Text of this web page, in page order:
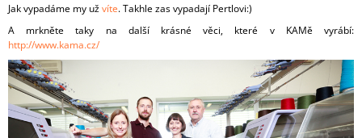
Jak vypadáme my užvíte. Takhle zas vypadají Pertlovi:)
A mrkněte taky na další krásné věci, které v KAMě vyrábí:
http://www.kama.cz/